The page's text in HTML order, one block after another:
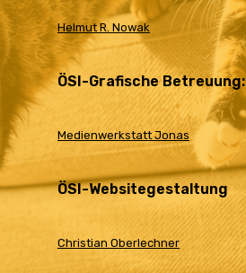
Helmut R. Nowak
ÖSI-Grafische Betreuung:
Medienwerkstatt Jonas
ÖSI-Websitegestaltung
Christian Oberlechner